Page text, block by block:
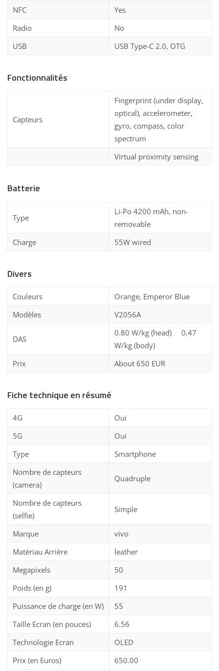
NFC
Yes
Radio
No
USB
USB Type-C 2.0, OTG
Fonctionnalités
Capteurs
Fingerprint (under display,
optical), accelerometer,
gyro, compass, color
spectrum
Virtual proximity sensing
Batterie
Type
Li-Po 4200 mAh, non-
removable
Charge
55W wired
Divers
Couleurs
Orange, Emperor Blue
Modèles
V2056A
DAS
0.80 W/kg (head) 0.47
W/kg (body)
Prix
About 650 EUR
Fiche technique en résumé
4G
Oui
5G
Oui
Type
Smartphone
Nombre de capteurs
(camera)
Quadruple
Nombre de capteurs
(selfie)
Simple
Marque
vivo
Matériau Arrière
leather
Megapixels
50
Poids (en g)
191
Puissance de charge (en W)
55
Taille Ecran (en pouces)
6.56
Technologie Ecran
OLED
Prix (en Euros)
650.00